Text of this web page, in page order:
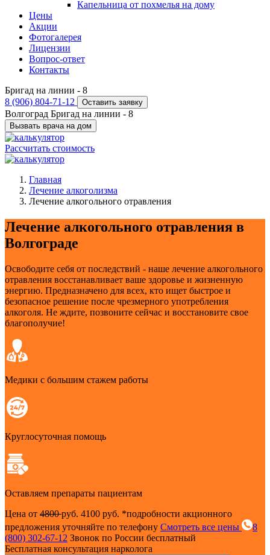
Капельница от похмелья на дому
Цены
Акции
Фотогалерея
Лицензии
Вопрос-ответ
Контакты
Бригад на линии - 8
8 (906) 804-71-12
Оставить заявку
Волгоград Бригад на линии - 8
Вызвать врача на дом
Рассчитать стоимость
Главная
Лечение алкоголизма
Лечение алкогольного отравления
Лечение алкогольного отравления в
Волгограде
Освободите себя от последствий - наше лечение алкогольного
отравления восстанавливает ваше здоровье и жизненную
энергию. Предназначено для всех, кто ищет быстрое и
безопасное решение после чрезмерного употребления
алкоголя. Не ждите, позвоните сейчас и восстановите свое
благополучие!
Медики с большим стажем работы
Круглосуточная помощь
Оставляем препараты пациентам
Цена от 4800руб. 4100 руб. *подробности акционного
предложения уточняйте по телефону Смотреть все цены
8
(800) 302-67-12 Звонок по России бесплатный
Бесплатная консультация нарколога